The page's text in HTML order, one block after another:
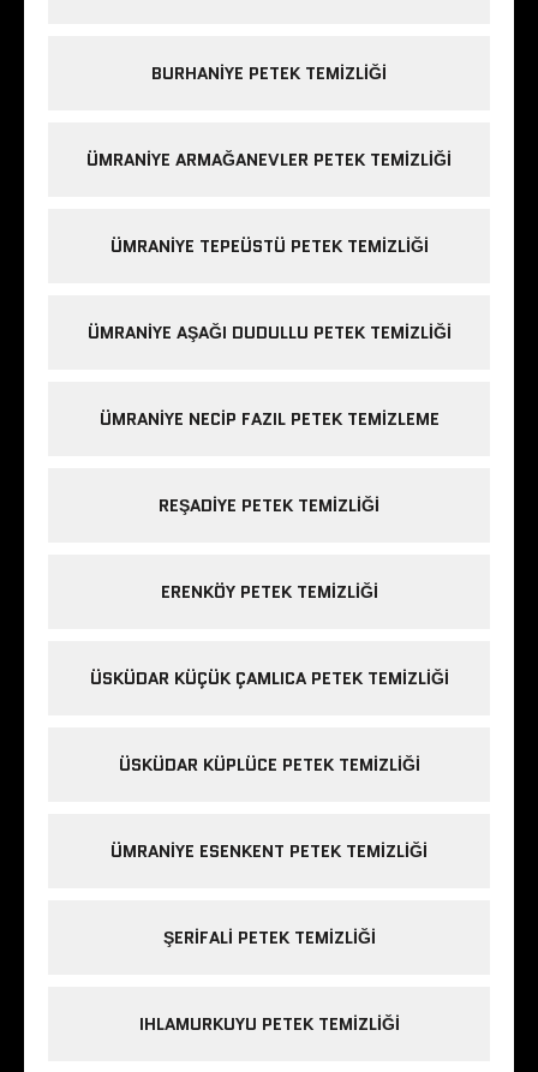
BURHANIYE PETEK TEMIZLIĞI
ÜMRANIYE ARMAĞANEVLER PETEK TEMIZLIĞI
ÜMRANIYE TEPEÜSTÜ PETEK TEMIZLIĞI
ÜMRANIYE AŞAĞI DUDULLU PETEK TEMIZLIĞI
ÜMRANIYE NECIP FAZIL PETEK TEMIZLEME
REŞADIYE PETEK TEMIZLIĞI
ERENKÖY PETEK TEMIZLIĞI
ÜSKÜDAR KÜÇÜK ÇAMLICA PETEK TEMIZLIĞI
ÜSKÜDAR KÜPLÜCE PETEK TEMIZLIĞI
ÜMRANIYE ESENKENT PETEK TEMIZLIĞI
ŞERIFALI PETEK TEMIZLIĞI
IHLAMURKUYU PETEK TEMIZLIĞI